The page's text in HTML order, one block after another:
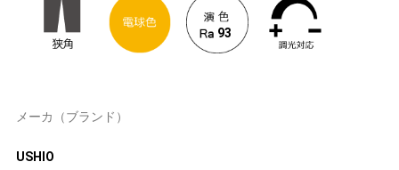
93
メーカ（ブランド）
USHIO